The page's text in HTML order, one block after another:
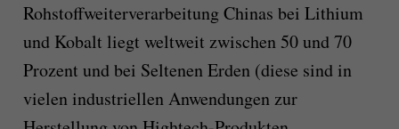
Rohstoffweiterverarbeitung Chinas bei Lithium
und Kobalt liegt weltweit zwischen 50 und 70
Prozent und bei Seltenen Erden (diese sind in
vielen industriellen Anwendungen zur